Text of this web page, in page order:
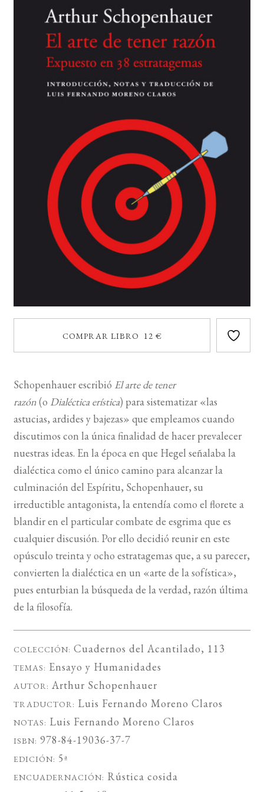
BUSCAR
LISTA DE LIBROS
COMPRAR LIBRO 12 €
Schopenhauer escribió El arte de tener
razón(o Dialéctica erística) para sistematizar «las
astucias, ardides y bajezas» que empleamos cuando
discutimos con la única finalidad de hacer prevalecer
nuestras ideas. En la época en que Hegel señalaba la
dialéctica como el único camino para alcanzar la
culminación del Espíritu, Schopenhauer, su
irreductible antagonista, la entendía como el florete a
blandir en el particular combate de esgrima que es
cualquier discusión. Por ello decidió reunir en este
opúsculo treinta y ocho estratagemas que, a su parecer,
convierten la dialéctica en un «arte de la sofística»,
pues enturbian la búsqueda de la verdad, razón última
de la filosofía.
COLECCIÓN: Cuadernos del Acantilado, 113
TEMAS: Ensayo y Humanidades
AUTOR: Arthur Schopenhauer
TRADUCTOR: Luis Fernando Moreno Claros
NOTAS: Luis Fernando Moreno Claros
ISBN: 978-84-19036-37-7
EDICIÓN: 5ª
ENCUADERNACIÓN: Rústica cosida